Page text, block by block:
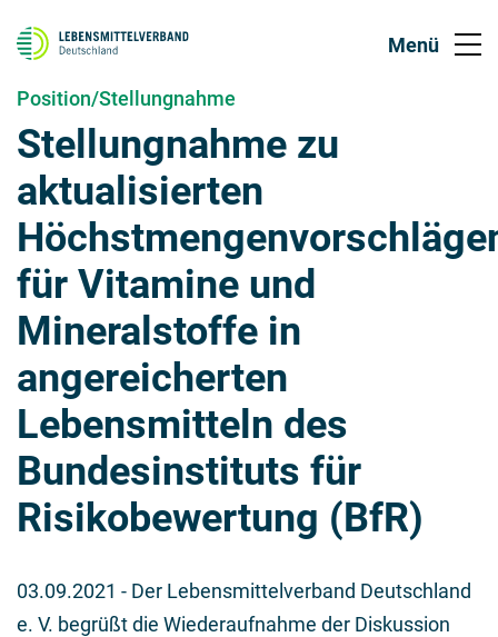
Position/Stellungnahme
Stellungnahme zu
aktualisierten
für Vitamine und
Mineralstoffe in
angereicherten
Lebensmitteln des
Bundesinstituts für
Risikobewertung (BfR)
03.09.2021 - Der Lebensmittelverband Deutschland
e. V. begrüßt die Wiederaufnahme der Diskussion